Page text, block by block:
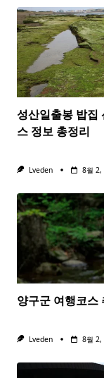
성산일출봉 밥집
스 정보 총정리
Lveden 8월 2,
양구군 여행코
Lveden 8월 2,